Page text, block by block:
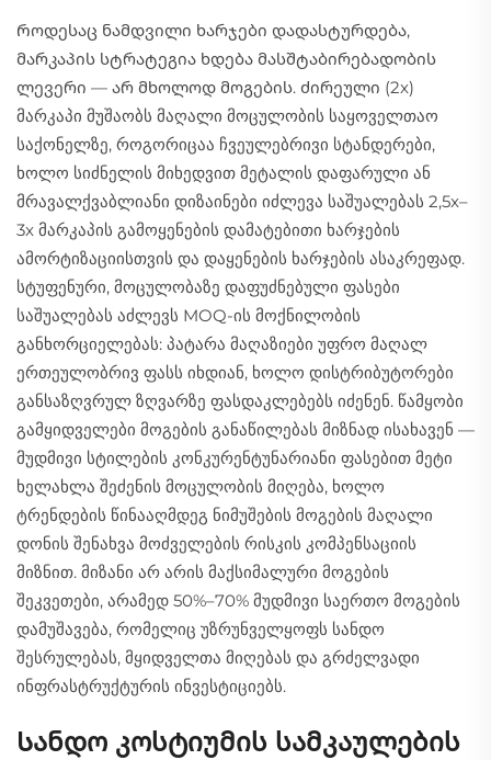
Როდესაც ნამდვილი ხარჯები დადასტურდება,
მარკაპის სტრატეგია ხდება მასშტაბირებადობის
ლევერი — არ მხოლოდ მოგების. ძირეული (2x)
მარკაპი მუშაობს მაღალი მოცულობის საყოველთაო
საქონელზე, როგორიცაა ჩვეულებრივი სტანდერები,
ხოლო სიძნელის მიხედვით მეტალის დაფარული ან
მრავალქვაბლიანი დიზაინები იძლევა საშუალებას 2,5x–
3x მარკაპის გამოყენების დამატებითი ხარჯების
ამორტიზაციისთვის და დაყენების ხარჯების ასაკრეფად.
სტუფენური, მოცულობაზე დაფუძნებული ფასები
საშუალებას აძლევს MOQ-ის მოქნილობის
განხორციელებას: პატარა მაღაზიები უფრო მაღალ
ერთეულობრივ ფასს იხდიან, ხოლო დისტრიბუტორები
განსაზღვრულ ზღვარზე ფასდაკლებებს იძენენ. წამყობი
გამყიდველები მოგების განაწილებას მიზნად ისახავენ —
მუდმივი სტილების კონკურენტუნარიანი ფასებით მეტი
ხელახლა შეძენის მოცულობის მიღება, ხოლო
ტრენდების წინააღმდეგ ნიმუშების მოგების მაღალი
დონის შენახვა მოძველების რისკის კომპენსაციის
მიზნით. მიზანი არ არის მაქსიმალური მოგების
შეკვეთები, არამედ 50%–70% მუდმივი საერთო მოგების
დამუშავება, რომელიც უზრუნველყოფს სანდო
შესრულებას, მყიდველთა მიღებას და გრძელვადი
ინფრასტრუქტურის ინვესტიციებს.
Სანდო კოსტიუმის სამკაულების